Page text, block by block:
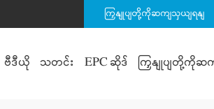
ကြှနျုပျတို့ကိုဆကျသှယျရနျ
ဗီဒီယို သတင်း EPC ဆိုဒ် ကြှနျုပျတို့ကိုဆ